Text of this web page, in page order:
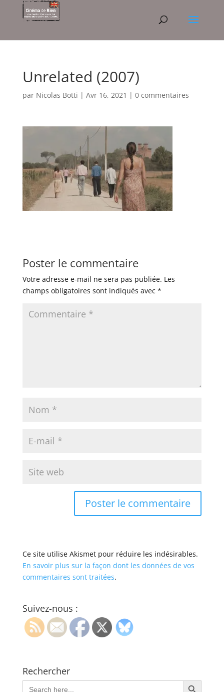
Unrelated (2007)
par Nicolas Botti | Avr 16, 2021 | 0 commentaires
Poster le commentaire
Votre adresse e-mail ne sera pas publiée. Les
champs obligatoires sont indiqués avec *
Ce site utilise Akismet pour réduire les indésirables.
En savoir plus sur la façon dont les données de vos
commentaires sont traitées.
Suivez-nous :
Rechercher
Search Search Button